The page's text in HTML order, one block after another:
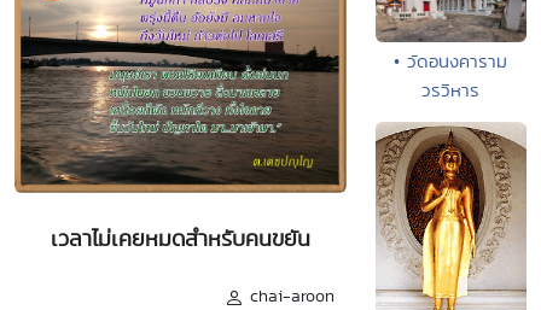
เวลาไม่เคยหมดสำหรับคนขยัน
chai-aroon
• วัดอนงคาราม
วรวิหาร